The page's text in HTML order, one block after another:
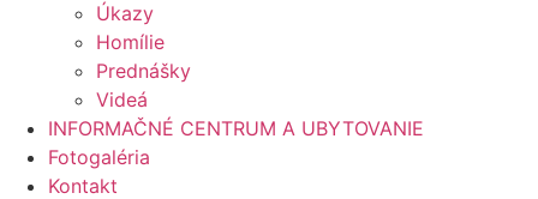
Úkazy
Homílie
Prednášky
Videá
INFORMAČNÉ CENTRUM A UBYTOVANIE
Fotogaléria
Kontakt